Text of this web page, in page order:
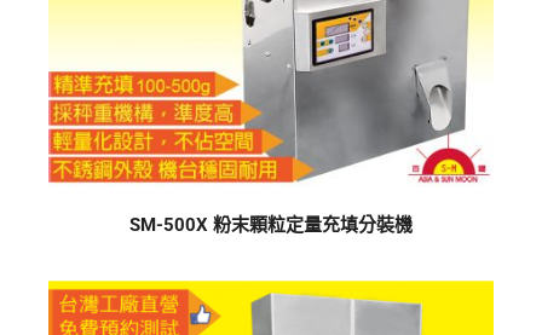
SM-500X 粉末顆粒定量充填分裝機